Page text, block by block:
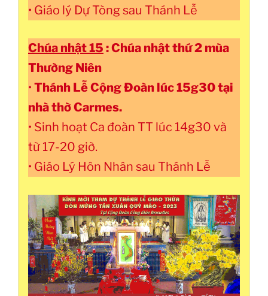
• Giáo lý Dự Tòng sau Thánh Lễ
Chúa nhật 15 : Chúa nhật thứ 2 mùa
Thường Niên
• Thánh Lễ Cộng Đoàn lúc 15g30 tại
nhà thờ Carmes.
• Sinh hoạt Ca đoàn TT lúc 14g30 và
từ 17-20 giờ.
• Giáo Lý Hôn Nhân sau Thánh Lễ